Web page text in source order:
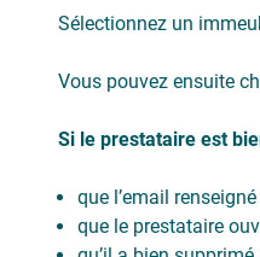
Sélectionnez un
Vous pouvez ensuite
Si le prestataire est
que l’email
que le prestataire